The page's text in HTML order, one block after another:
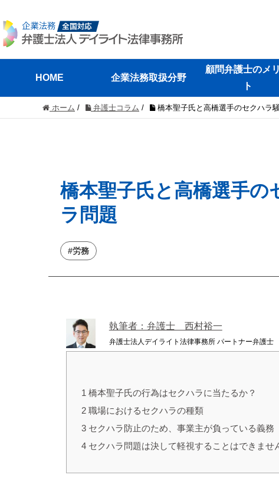
HOME 企業法務取扱分野
顧問弁護士のメ
ト
ホーム / 弁護士コラム / 橋本聖子氏と高橋選手のセクハラ
橋本聖子氏と高橋選手
ラ問題
#労務
執筆者：弁護士 西村裕一
弁護士法人デイライト法律事務所 パートナー弁護士
1 橋本聖子氏の行為はセクハラに当たるか？
2 職場におけるセクハラの種類
3 セクハラ防止のため、事業主が負っている義務
4 セクハラ問題は決して軽視することはできませ